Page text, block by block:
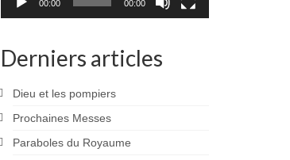
00:00 00:00
Derniers articles
Dieu et les pompiers
Prochaines Messes
Paraboles du Royaume